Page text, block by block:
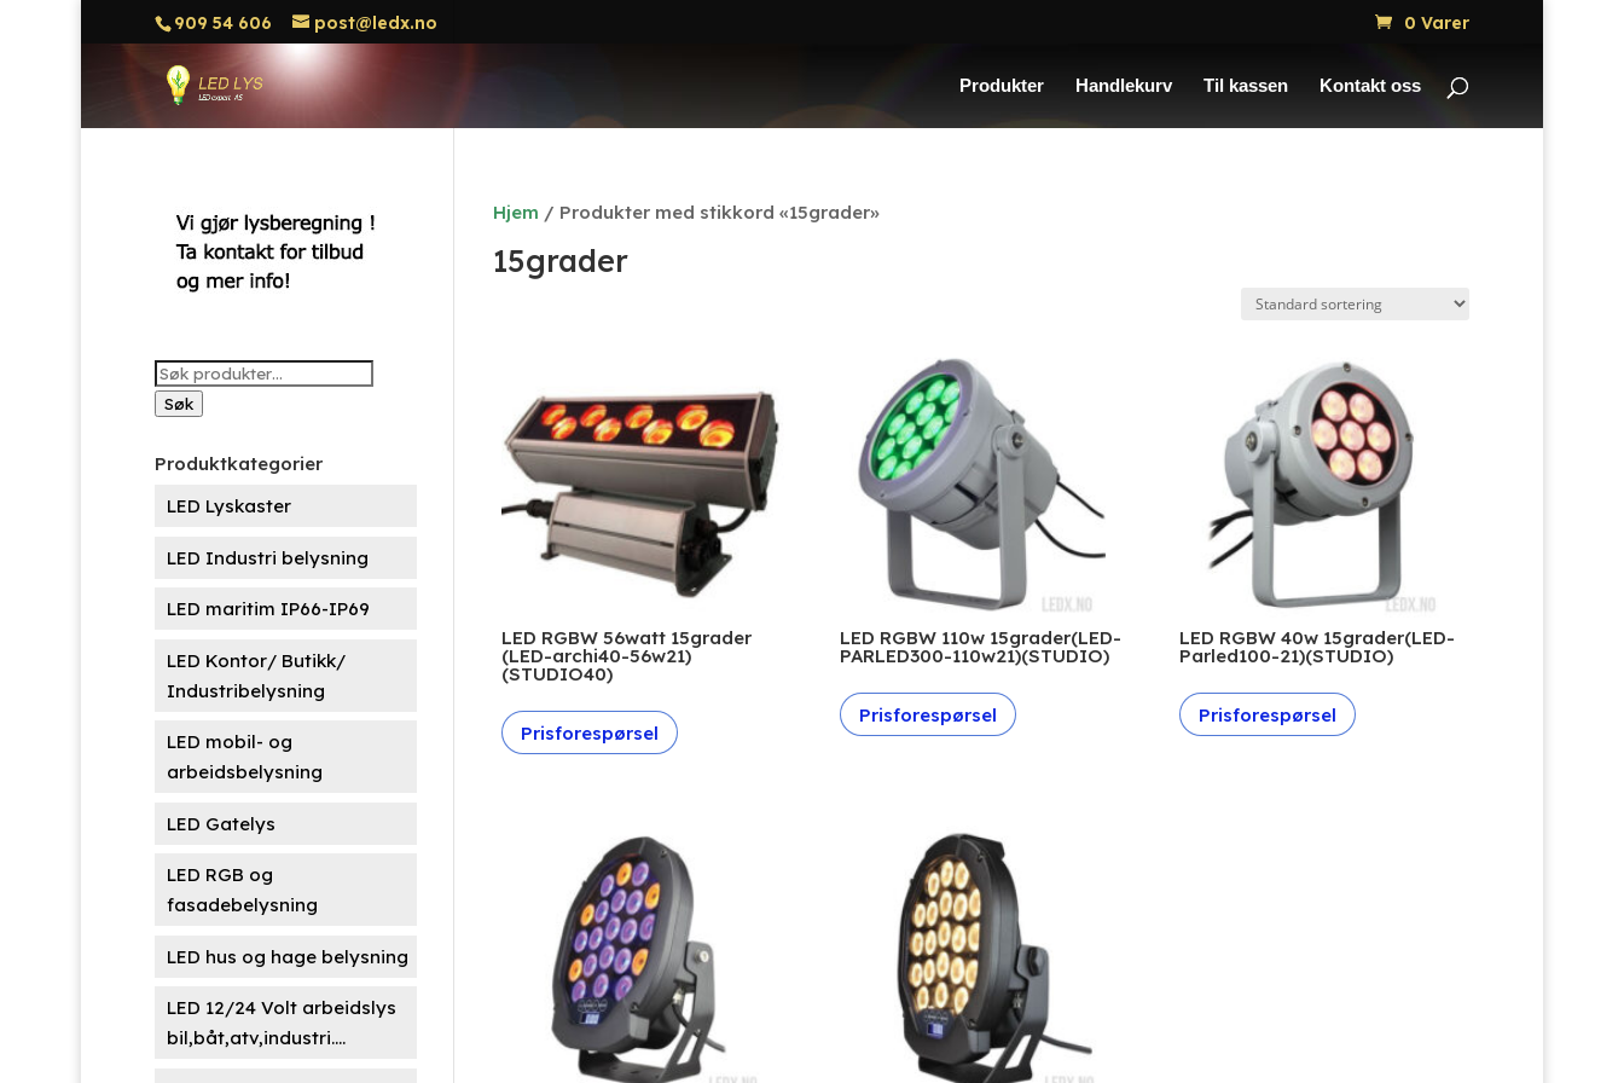
909 54 606 post@ledx.no 0 Varer
Produkter Handlekurv Til kassen Kontakt oss
Søk
etter:
Søk
Produktkategorier
LED Lyskaster
LED Industri belysning
LED maritim IP66-IP69
LED Kontor/ Butikk/
Industribelysning
LED mobil- og
arbeidsbelysning
LED Gatelys
LED RGB og
fasadebelysning
LED hus og hage belysning
LED 12/24 Volt arbeidslys
bil,båt,atv,industri....
Hjem / Produkter med stikkord «15grader»
15grader
LED RGBW 56watt 15grader
(LED-archi40-56w21)
(STUDIO40)
Prisforespørsel
LED RGBW 110w 15grader(LED-
PARLED300-110w21)(STUDIO)
Prisforespørsel
LED RGBW 40w 15grader(LED-
Parled100-21)(STUDIO)
Prisforespørsel